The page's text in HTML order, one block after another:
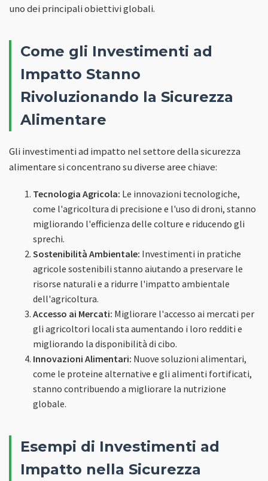
uno dei principali obiettivi globali.
Come gli Investimenti ad
Impatto Stanno
Rivoluzionando la Sicurezza
Alimentare
Gli investimenti ad impatto nel settore della sicurezza
alimentare si concentrano su diverse aree chiave:
Tecnologia Agricola: Le innovazioni tecnologiche,
come l'agricoltura di precisione e l'uso di droni, stanno
migliorando l'efficienza delle colture e riducendo gli
sprechi.
Sostenibilità Ambientale: Investimenti in pratiche
agricole sostenibili stanno aiutando a preservare le
risorse naturali e a ridurre l'impatto ambientale
dell'agricoltura.
Accesso ai Mercati: Migliorare l'accesso ai mercati per
gli agricoltori locali sta aumentando i loro redditi e
migliorando la disponibilità di cibo.
Innovazioni Alimentari: Nuove soluzioni alimentari,
come le proteine alternative e gli alimenti fortificati,
stanno contribuendo a migliorare la nutrizione
globale.
Esempi di Investimenti ad
Impatto nella Sicurezza